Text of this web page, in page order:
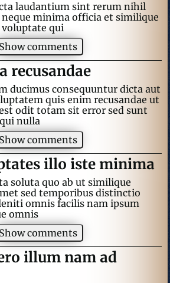
laudantium sint rerum nihil
minima officia et similique
qui
Show comments
recusandae
ducimus consequuntur dicta aut
quis enim recusandae ut
odit totam sit error sed sunt
nulla
Show comments
illo iste minima
soluta quo ab ut similique
sed temporibus distinctio
omnis facilis nam ipsum
omnis
Show comments
illum nam ad